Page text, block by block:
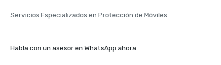
Servicios Especializados en Protección de Móviles
Habla con un asesor en WhatsApp ahora.